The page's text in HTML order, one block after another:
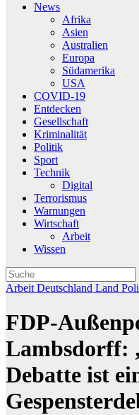
News
Afrika
Asien
Australien
Europa
Südamerika
USA
COVID-19
Entdecken
Gesellschaft
Kriminalität
Politik
Sport
Technik
Digital
Terrorismus
Warnungen
Wirtschaft
Arbeit
Wissen
Arbeit Deutschland Land
FDP-
Lambsdorff:
Debatte ist